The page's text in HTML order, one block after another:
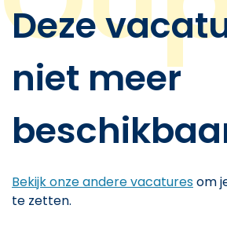
Deze
niet meer
Bekijk onze andere vacaturesom
te zetten.